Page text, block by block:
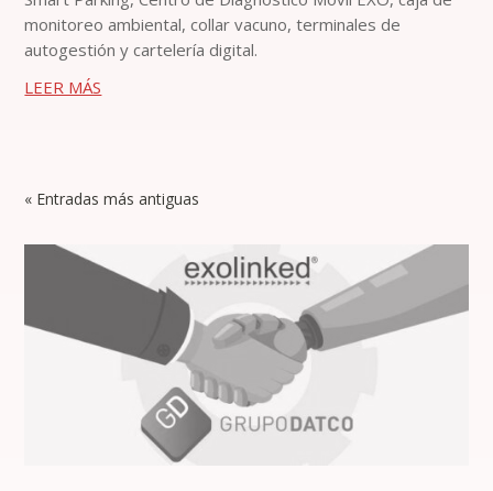
monitoreo ambiental, collar vacuno, terminales de
autogestión y cartelería digital.
LEER MÁS
« Entradas más antiguas